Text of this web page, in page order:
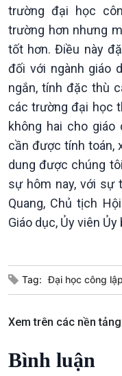
Khởi nghiệp
Tuyên chiến với gian lận
thương mại
Xã hội
Tin Đời sống & Xã hội
360 độ Sức khỏe
Chuyển đổi Xanh
Tài nguyên và Môi
Xã hội chuyển động
Bước chân đến trường
trường đại học
trường hơn nhưng
tốt hơn. Điều này
đối với ngành giáo
ngắn, tính đặc thù
các trường đại học
không hai cho
cần được tính toán,
dung được chúng
sự hôm nay, với sự
Quang, Chủ tịch
Giáo dục, Ủy viên
Tag: Đại học công
Xem trên các nền
Bình luận